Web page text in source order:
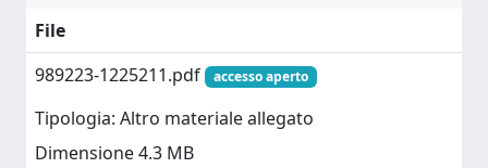
File
989223-1225211.pdf
accesso aperto
Tipologia: Altro materiale allegato
Dimensione 4.3 MB